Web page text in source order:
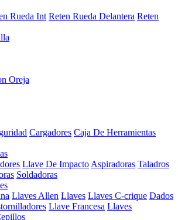
Rueda Int Reten Rueda Delantera Reten
Oreja
Cargadores Caja De Herramientas
Llave De Impacto Aspiradoras Taladros
Soldadoras
Llaves Allen Llaves Llaves C-crique Dados
Llave Francesa Llaves